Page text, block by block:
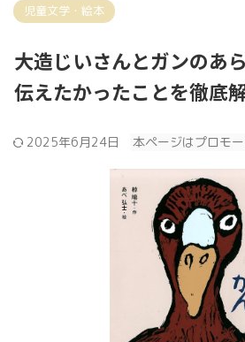
児童文学・絵本
大造じいさんとガンのあ
伝えたかったことを徹底
2025年6月24日 本ページはプロモ